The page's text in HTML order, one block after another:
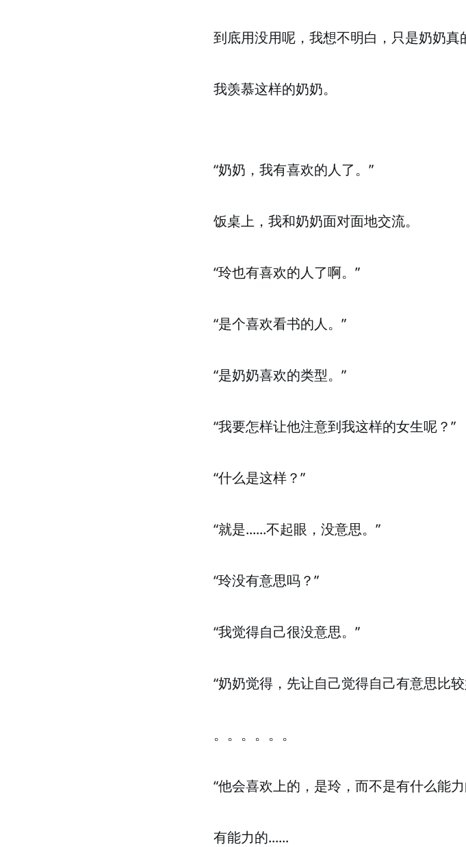
到底用没用呢，我想不明白，只是奶奶真
我羡慕这样的奶奶。
“奶奶，我有喜欢的人了。”
饭桌上，我和奶奶面对面地交流。
“玲也有喜欢的人了啊。”
“是个喜欢看书的人。”
“是奶奶喜欢的类型。”
“我要怎样让他注意到我这样的女生呢？”
“什么是这样？”
“就是......不起眼，没意思。”
“玲没有意思吗？”
“我觉得自己很没意思。”
“奶奶觉得，先让自己觉得自己有意思比
。。。。。。
“他会喜欢上的，是玲，而不是有什么能
有能力的......